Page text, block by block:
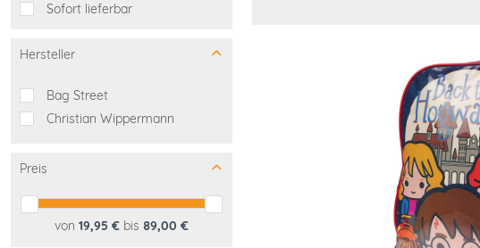
Sofort lieferbar
Hersteller
Bag Street
Christian Wippermann
Preis
von 19,95 € bis 89,00 €